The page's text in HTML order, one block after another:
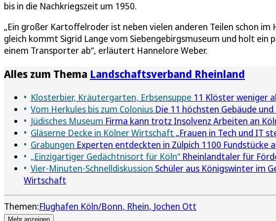
bis in die Nachkriegszeit um 1950.
„Ein großer Kartoffelroder ist neben vielen anderen Teilen schon im
gleich kommt Sigrid Lange vom Siebengebirgsmuseum und holt ein
einem Transporter ab“, erläutert Hannelore Weber.
Alles zum Thema Landschaftsverband Rheinland
Klosterbier, Kräutergarten, Erbsensuppe 11 Klöster weniger
Vom Herkules bis zum Colonius Die 11 höchsten Gebäude
Jüdisches Museum Firma kann trotz Insolvenz Arbeiten an
Gläserne Decke in Kölner Wirtschaft „Frauen in Tech und IT
Grabungen Experten entdeckten in Zülpich 1100 Fundstücke
„Einzigartiger Gedächtnisort für Köln“ Rheinlandtaler für
Vier-Minuten-Schnelldiskussion Schüler aus Königswinter im
Wirtschaft
Themen:Flughafen Köln/Bonn Rhein Jochen Ott
Mehr anzeigen